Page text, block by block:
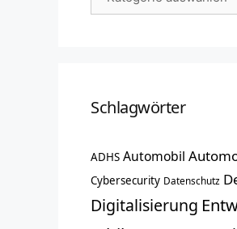
Schlagwörter
ADHS Automobil
Cybersecurity Datenschutz
Digitalisierung